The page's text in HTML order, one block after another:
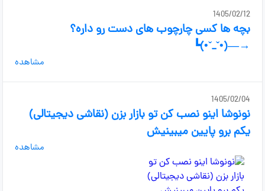
1405/02/12
بچه ها کسی چارچوب های دست رو داره؟⁦
┗⁠(⁠•⁠ˇ⁠_⁠ˇ⁠•⁠)⁠―⁠→⁩
مشاهده
1405/02/04
نونوشا اینو نصب کن تو بازار بزن (نقاشی دیجیتالی)
یکم برو پایین میبینیش
مشاهده